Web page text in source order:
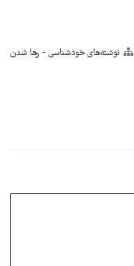
نوشته‌های خودشناسی
رها شدن